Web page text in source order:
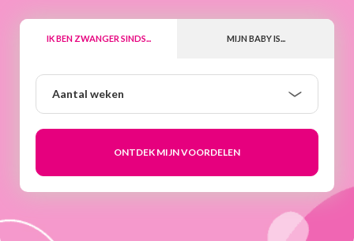
IK BEN ZWANGER SINDS... MIJN BABY IS...
Aantal weken